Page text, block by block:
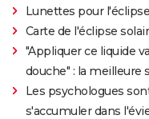
Lunettes pour l'éclipse
Carte de l'éclipse
"Appliquer ce liquide
douche" : la
Les psychologues
s'accumuler dans